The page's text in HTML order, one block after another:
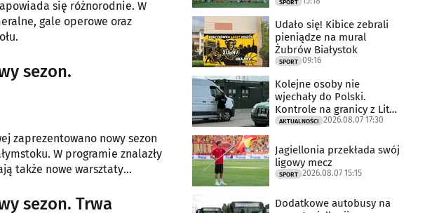
się różnorodnie. W
gale operowe oraz
sezon.
zaprezentowano nowy sezon
W programie znalazły
także nowe warsztaty
sezon. Trwa
SPORT
Udało się! Kibice zebrali
pieniądze na mural
Żubrów Białystok
SPORT 09:16
Kolejne osoby nie
wjechały do Polski.
Kontrole na granicy z Litwą
trwają
AKTUALNOŚCI 2026.08.07 17:30
Jagiellonia przekłada swój
ligowy mecz
SPORT 2026.08.07 15:15
Dodatkowe autobusy na